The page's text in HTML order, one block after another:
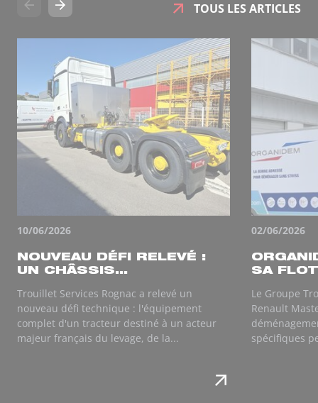
TOUS LES ARTICLES
10/06/2026
NOUVEAU DÉFI RELEVÉ :
UN CHÂSSIS...
Trouillet Services Rognac a relevé un
nouveau défi technique : l'équipement
complet d'un tracteur destiné à un acteur
majeur français du levage, de la...
02/06/2026
SA
Le Groupe
Renault
spécifiques